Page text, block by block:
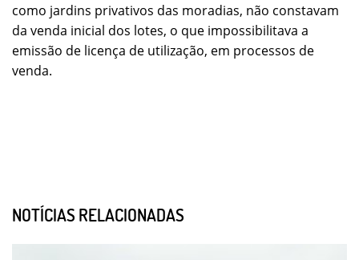
como jardins privativos das moradias, não constavam
da venda inicial dos lotes, o que impossibilitava a
emissão de licença de utilização, em processos de
venda.
NOTÍCIAS RELACIONADAS